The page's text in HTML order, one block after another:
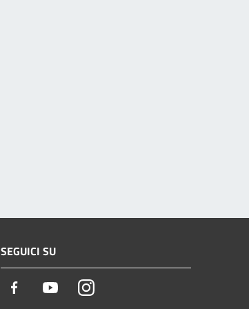
SEGUICI SU
Facebook YoutubeInstagram